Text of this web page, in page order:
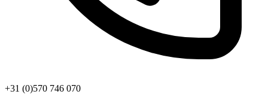
+31 (0)570 746 070